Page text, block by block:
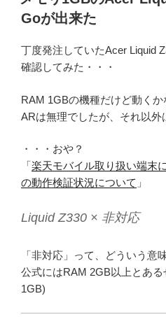
日:
Goが出来た
丁度発注していたAcer Liquid
確認してみた・・・
RAM 1GBの機種だけど動く
ARは無理でしたが、それ以外
・・・おや？
「楽天モバイル取り扱い端末
の動作検証状況について 」
Liquid Z330 × 非対応
「非対応」って、どういう意
公式にはRAM 2GB以上とあ
1GB)